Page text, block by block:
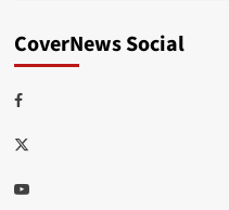
CoverNews Social
Facebook
Twitter
Youtube